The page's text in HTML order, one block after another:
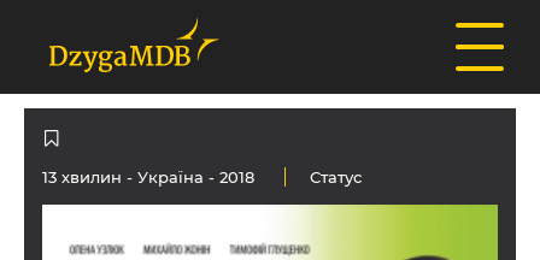
13 хвилин - Україна - 2018 Статус